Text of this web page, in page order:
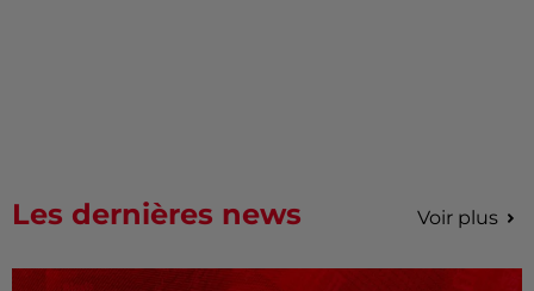
Les dernières news Voir plus